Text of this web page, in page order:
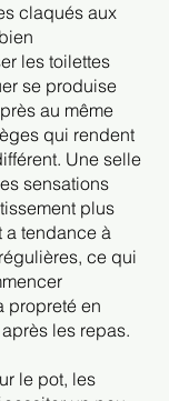
claqués aux
les toilettes
se produise
au même
qui rendent
Une selle
sensations
plus
a tendance à
ce qui
propreté en
les repas.
le pot, les